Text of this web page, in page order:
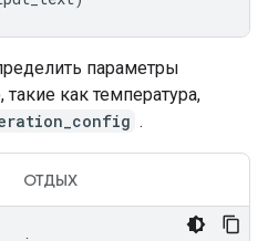
параметры
как температура,
.
ОТДЫХ